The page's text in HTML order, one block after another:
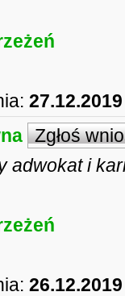
Zgłoś
adwokat i